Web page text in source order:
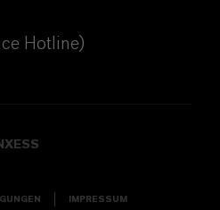
Hotline)
IMPRESSUM